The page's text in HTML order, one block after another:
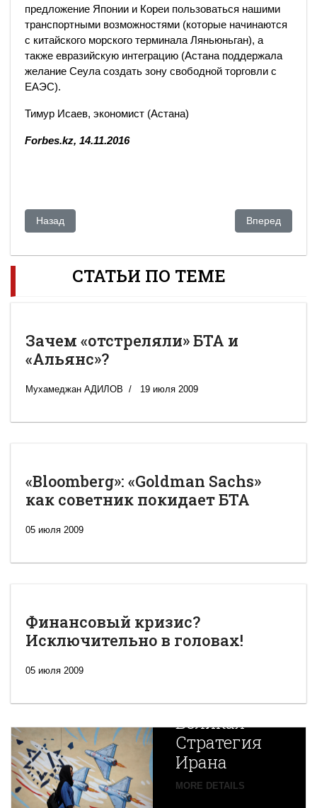
предложение Японии и Кореи пользоваться нашими
транспортными возможностями (которые начинаются
с китайского морского терминала Ляньюньган), а
также евразийскую интеграцию (Астана поддержала
желание Сеула создать зону свободной торговли с
ЕАЭС).
Тимур Исаев, экономист (Астана)
Forbes.kz, 14.11.2016
Предыдущий: Нефтяным компаниям в Казахстане
Назад Следующий:
Вперед
СТАТЬИ ПО ТЕМЕ
Зачем «отстреляли» БТА и
«Альянс»?
Мухамеджан АДИЛОВ 19 июля 2009
«Bloomberg»: «Goldman Sachs»
как советник покидает БТА
05 июля 2009
Финансовый кризис?
Исключительно в головах!
05 июля 2009
Новая
Великая
Стратегия
Ирана
MORE DETAILS
Путин